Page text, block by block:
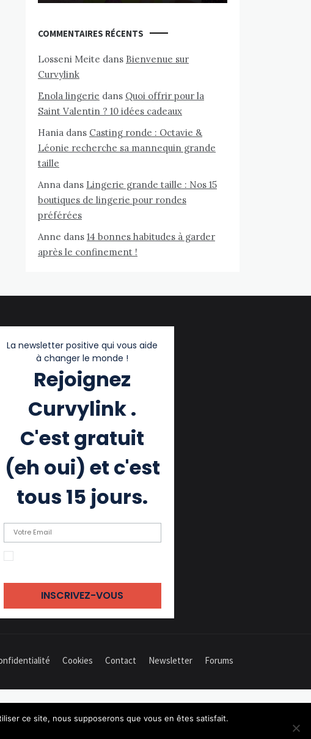
COMMENTAIRES RÉCENTS
Losseni Meite dans Bienvenue sur
Curvylink
Enola lingerie dans Quoi offrir pour la
Saint Valentin ? 10 idées cadeaux
Hania dans Casting ronde : Octavie &
Léonie recherche sa mannequin grande
taille
Anna dans Lingerie grande taille : Nos 15
boutiques de lingerie pour rondes
préférées
Anne dans 14 bonnes habitudes à garder
après le confinement !
La newsletter positive qui vous aide
à changer le monde !
Rejoignez
Curvylink .
C'est gratuit
(eh oui) et c'est
tous 15 jours.
Cookies Contact Newsletter Forums
ce site, nous supposerons que vous en êtes satisfait.